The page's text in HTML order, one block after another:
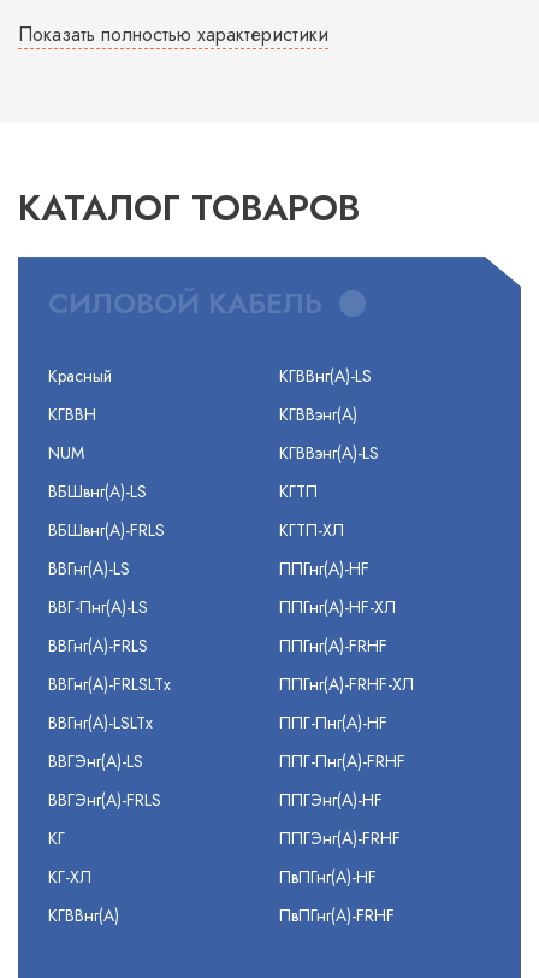
Показать полностью характеристики
КАТАЛОГ ТОВАРОВ
СИЛОВОЙ КАБЕЛЬ
Красный
КГВВН
NUM
ВБШвнг(А)-LS
ВБШвнг(А)-FRLS
ВВГнг(А)-LS
ВВГ-Пнг(А)-LS
ВВГнг(А)-FRLS
ВВГнг(А)-FRLSLTx
ВВГнг(А)-LSLTx
ВВГЭнг(А)-LS
ВВГЭнг(А)-FRLS
КГ
КГ-ХЛ
КГВВнг(А)
КГВВнг(А)-LS
КГВВэнг(А)
КГВВэнг(А)-LS
КГТП
КГТП-ХЛ
ППГнг(А)-HF
ППГнг(А)-HF-ХЛ
ППГнг(А)-FRHF
ППГнг(А)-FRHF-ХЛ
ППГ-Пнг(А)-HF
ППГ-Пнг(А)-FRHF
ППГЭнг(А)-HF
ППГЭнг(А)-FRHF
ПвПГнг(А)-HF
ПвПГнг(А)-FRHF